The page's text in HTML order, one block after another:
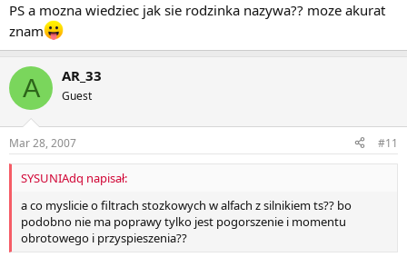
PS a mozna wiedziec jak sie rodzinka nazywa?? moze akurat
znam
A AR_33
Guest
Mar 28, 2007 #11
SYSUNIAdq napisał:
a co myslicie o filtrach stozkowych w alfach z silnikiem ts?? bo
podobno nie ma poprawy tylko jest pogorszenie i momentu
obrotowego i przyspieszenia??